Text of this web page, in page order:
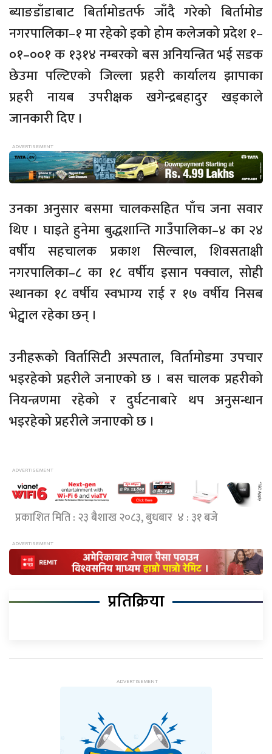
ब्याङडाँडाबाट बिर्तामोडतर्फ जाँदै गरेको बिर्तामोड
नगरपालिका–१ मा रहेको इको होम कलेजको प्रदेश १–
०१–००१ क १३१४ नम्बरको बस अनियन्त्रित भई सडक
छेउमा पल्टिएको जिल्ला प्रहरी कार्यालय झापाका
प्रहरी नायब उपरीक्षक खगेन्द्रबहादुर खड्काले
जानकारी दिए ।
उनका अनुसार बसमा चालकसहित पाँच जना सवार
थिए । घाइते हुनेमा बुद्धशान्ति गाउँपालिका–४ का २४
वर्षीय सहचालक प्रकाश सिल्वाल, शिवसताक्षी
नगरपालिका–८ का १८ वर्षीय इसान पक्वाल, सोही
स्थानका १८ वर्षीय स्वभाग्य राई र १७ वर्षीय निसब
भेट्वाल रहेका छन् ।
उनीहरूको विर्तासिटी अस्पताल, विर्तामोडमा उपचार
भइरहेको प्रहरीले जनाएको छ । बस चालक प्रहरीको
नियन्त्रणमा रहेको र दुर्घटनाबारे थप अनुसन्धान
भइरहेको प्रहरीले जनाएको छ ।
प्रकाशित मिति : २३ बैशाख २०८३, बुधबार ४ : ३१ बजे
प्रतिक्रिया